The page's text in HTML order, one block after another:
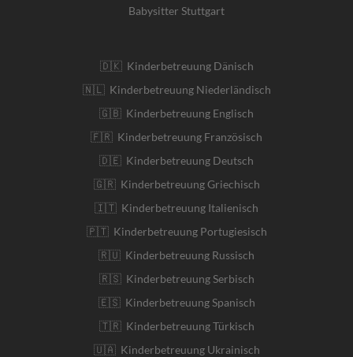
Babysitter Stuttgart
🇩🇰 Kinderbetreuung Dänisch
🇳🇱 Kinderbetreuung Niederländisch
🇬🇧 Kinderbetreuung Englisch
🇫🇷 Kinderbetreuung Französisch
🇩🇪 Kinderbetreuung Deutsch
🇬🇷 Kinderbetreuung Griechisch
🇮🇹 Kinderbetreuung Italienisch
🇵🇹 Kinderbetreuung Portugiesisch
🇷🇺 Kinderbetreuung Russisch
🇷🇸 Kinderbetreuung Serbisch
🇪🇸 Kinderbetreuung Spanisch
🇹🇷 Kinderbetreuung Türkisch
🇺🇦 Kinderbetreuung Ukrainisch